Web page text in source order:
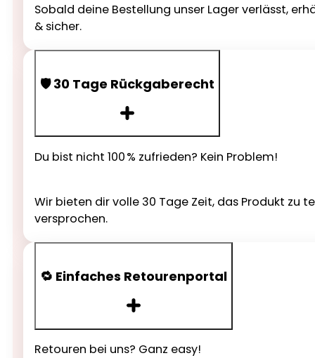
Sobald deine Bestellung unser Lager verlässt,
& sicher.
🛡️ 30 Tage Rückgaberecht
Du bist nicht 100 % zufrieden? Kein Problem!
Wir bieten dir volle 30 Tage Zeit, das Produkt zu
versprochen.
🔁 Einfaches Retourenportal
Retouren bei uns? Ganz easy!